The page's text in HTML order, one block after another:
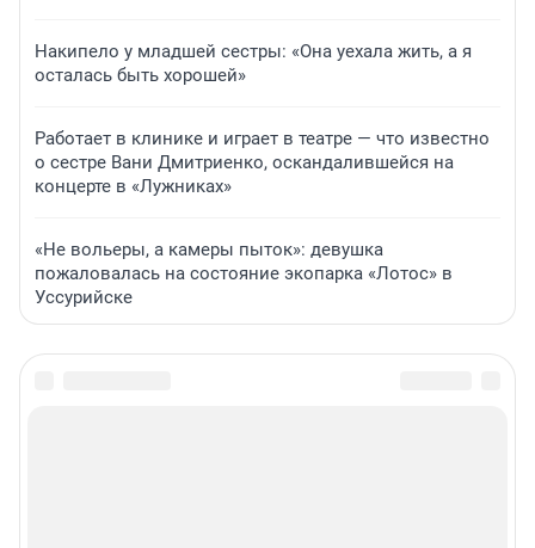
Накипело у младшей сестры: «Она уехала жить, а я
осталась быть хорошей»
Работает в клинике и играет в театре — что известно
о сестре Вани Дмитриенко, оскандалившейся на
концерте в «Лужниках»
«Не вольеры, а камеры пыток»: девушка
пожаловалась на состояние экопарка «Лотос» в
Уссурийске